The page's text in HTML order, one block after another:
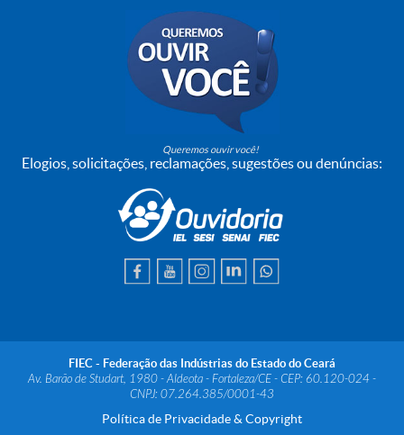
Queremos ouvir você!
Elogios, solicitações, reclamações, sugestões ou denúncias:
FIEC - Federação das Indústrias do Estado do Ceará
Av. Barão de Studart, 1980 - Aldeota - Fortaleza/CE - CEP: 60.120-024 -
CNPJ: 07.264.385/0001-43
Política de Privacidade & Copyright